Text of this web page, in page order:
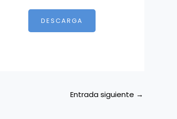
DESCARGA
Entrada siguiente →